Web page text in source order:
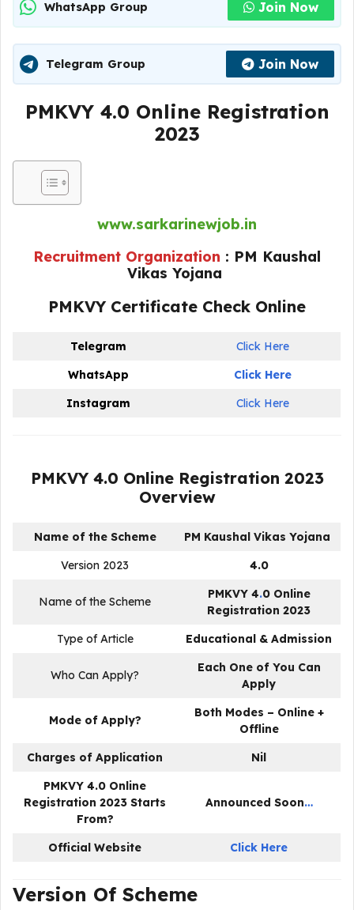
WhatsApp Group Join Now
Telegram Group Join Now
PMKVY 4.0 Online Registration
2023
www.sarkarinewjob.in
Recruitment Organization : PM Kaushal
Vikas Yojana
PMKVY Certificate Check Online
Telegram
Click Here
WhatsApp
Click Here
Instagram
Click Here
PMKVY 4.0 Online Registration 2023
Overview
Name of the Scheme
PM Kaushal Vikas Yojana
Version 2023
4.0
Name of the Scheme
PMKVY 4.0 Online
Registration 2023
Type of Article
Educational & Admission
Who Can Apply?
Each One of You Can
Apply
Mode of Apply?
Both Modes – Online +
Offline
Charges of Application
Nil
PMKVY 4.0 Online
Registration 2023 Starts
From?
Announced Soon…
Official Website Click Here
Version Of Scheme